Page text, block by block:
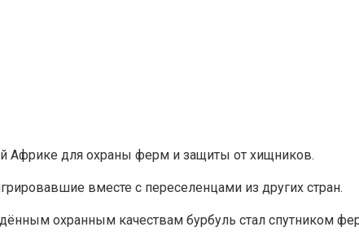
для охраны ферм и защиты от хищников.
вместе с переселенцами из других стран.
охранным качествам бурбуль стал спутником